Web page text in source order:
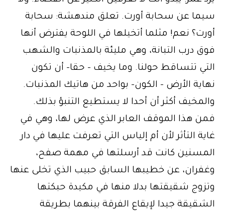
سيما عن سحابة أورت. تعلق مندهشة: سحابة
أورت؟ نعم! مثلما أتخيلها في اللوحة يفترض أنها
فوق درب التبانة، وهي مليئة بالمذنبات والشهب
التي تتساقط حولنا. وما يخيف – حقا- أن تكون
نهاية الأرض – الكون- بواحد من هاتيك المذنبات.
والمخيف أكثر أن أحدا لا يستطيع التنبؤ بذلك.
فمن هذا الموقف العابر الذي عرض لها، وهي في
غاية التأثر لأن أم إلياس التي تعرفت عليها في دار
المسنين كانت قد أرسلتها في مهمة صفح،
وغفران، عن خطيبها السابق حبيب الذي تخلى عنها
وتزوج شقيقتها بدلا منها في مكيدة حبكتها
الشقيقة جيدا لإيقاع الفرقة بينهما بطريقة